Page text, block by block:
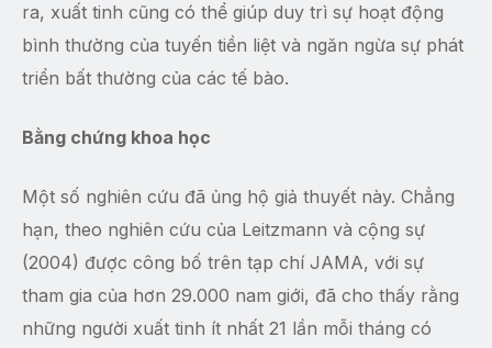
ra, xuất tinh cũng có thể giúp duy trì sự hoạt động
bình thường của tuyến tiền liệt và ngăn ngừa sự phát
triển bất thường của các tế bào.
Bằng chứng khoa học
Một số nghiên cứu đã ủng hộ giả thuyết này. Chẳng
hạn, theo nghiên cứu của Leitzmann và cộng sự
(2004) được công bố trên tạp chí JAMA, với sự
tham gia của hơn 29.000 nam giới, đã cho thấy rằng
những người xuất tinh ít nhất 21 lần mỗi tháng có